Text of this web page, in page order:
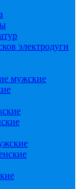
электродуги
мужские